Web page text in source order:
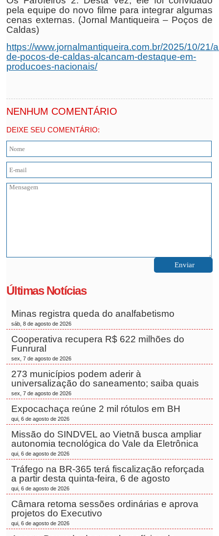
pela equipe do novo filme para integrar algumas
cenas externas. (Jornal Mantiqueira – Poços de
Caldas)
https://www.jornalmantiqueira.com.br/2025/10/21/
de-pocos-de-caldas-alcancam-destaque-em-
producoes-nacionais/
NENHUM COMENTÁRIO
DEIXE SEU COMENTÁRIO:
Últimas Notícias
Minas registra queda do analfabetismo
sáb, 8 de agosto de 2026
Cooperativa recupera R$ 622 milhões do
Funrural
sex, 7 de agosto de 2026
273 municípios podem aderir à
universalização do saneamento; saiba quais
sex, 7 de agosto de 2026
Expocachaça reúne 2 mil rótulos em BH
qui, 6 de agosto de 2026
Missão do SINDVEL ao Vietnã busca ampliar
autonomia tecnológica do Vale da Eletrônica
qui, 6 de agosto de 2026
Tráfego na BR-365 terá fiscalização reforçada
a partir desta quinta-feira, 6 de agosto
qui, 6 de agosto de 2026
Câmara retoma sessões ordinárias e aprova
projetos do Executivo
qui, 6 de agosto de 2026